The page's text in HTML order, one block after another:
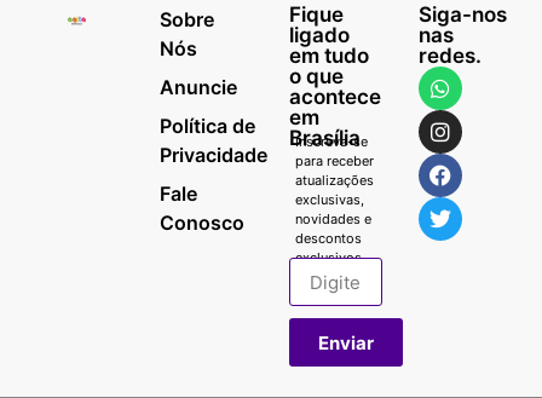
Sobre
Nós
Anuncie
Política de
Privacidade
Fale
Conosco
Fique
ligado
em tudo
o que
acontece
em
Brasília
Inscreva-se
para receber
atualizações
exclusivas,
novidades e
descontos
exclusivos.
Enviar
Siga-nos
nas
redes.